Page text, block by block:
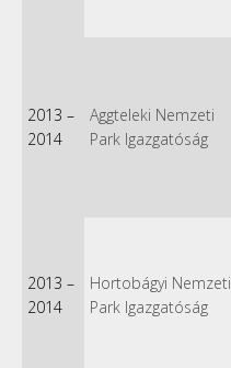
2013 –
2014
Aggteleki Nemzeti
Park Igazgatóság
2013 –
2014
Hortobágyi Nemzeti
Park Igazgatóság